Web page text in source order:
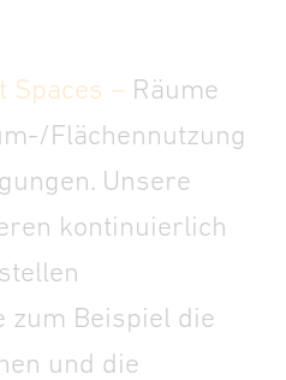
Spaces – Räume
Flächennutzung
Unsere
kontinuierlich
zum Beispiel die
und die